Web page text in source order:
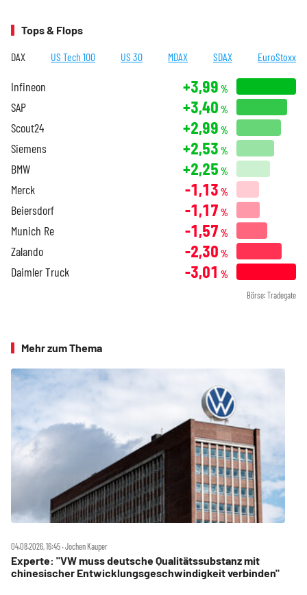
Tops & Flops
DAX US Tech 100 US 30 MDAX SDAX EuroStoxx
Infineon +3,99 %
SAP +3,40 %
Scout24 +2,99 %
Siemens +2,53 %
BMW +2,25 %
Merck -1,13 %
Beiersdorf -1,17 %
Munich Re -1,57 %
Zalando -2,30 %
Daimler Truck -3,01 %
Börse: Tradegate
Mehr zum Thema
04.08.2026, 16:45 ‧ Jochen Kauper
Experte: "VW muss deutsche Qualitätssubstanz mit
chinesischer Entwicklungsgeschwindigkeit verbinden"